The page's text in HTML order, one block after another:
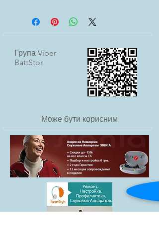
контакту між собою.
Група Viber
BattStor
Може бути корисним